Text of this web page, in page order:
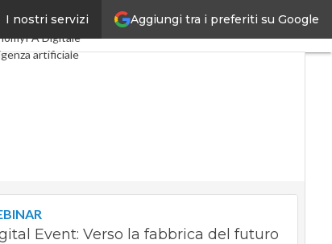
Aggiungi tra i preferiti su Google
I nostri servizi
Telco
PA Digitale
artificiale
Event: Verso la fabbrica del futuro